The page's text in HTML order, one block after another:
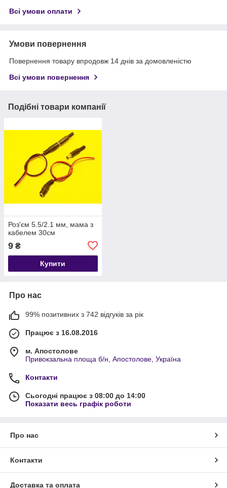
Всі умови оплати
Умови повернення
Повернення товару впродовж 14 днів за домовленістю
Всі умови повернення
Подібні товари компанії
Роз'єм 5.5/2.1 мм, мама з
кабелем 30см
9 ₴
Купити
Про нас
99% позитивних з 742 відгуків за рік
Працює з 16.08.2016
м. Апостолове
Привокзальна площа б/н, Апостолове, Україна
Контакти
Сьогодні працює з 08:00 до 14:00
Показати весь графік роботи
Про нас
Контакти
Доставка та оплата